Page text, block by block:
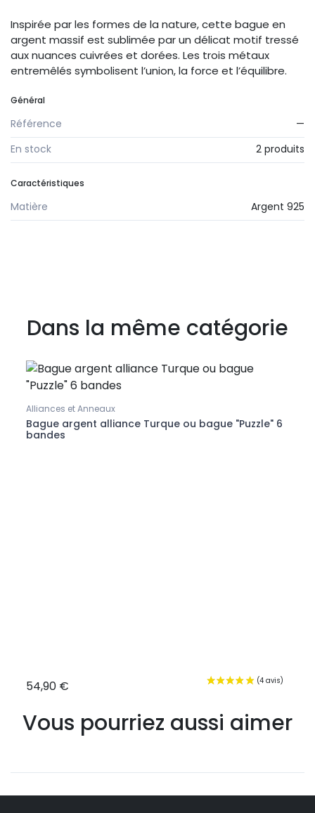
Inspirée par les formes de la nature, cette bague en
argent massif est sublimée par un délicat motif tressé
aux nuances cuivrées et dorées. Les trois métaux
entremêlés symbolisent l’union, la force et l’équilibre.
Général
Référence
—
En stock
2 produits
Caractéristiques
Matière Argent 925
Dans la même catégorie
Alliances et Anneaux
Bague argent alliance Turque ou bague "Puzzle" 6
bandes
54,90 €
Vous pourriez aussi aimer